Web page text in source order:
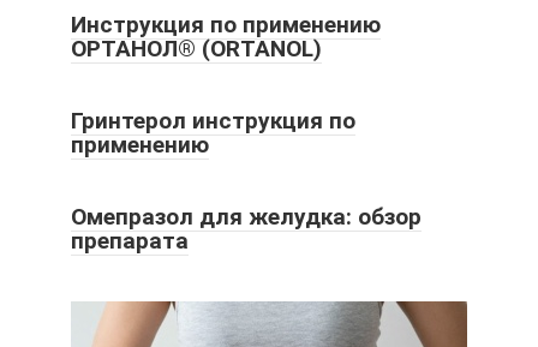
Инструкция по применению
ОРТАНОЛ® (ORTANOL)
Гринтерол инструкция по
применению
Омепразол для желудка: обзор
препарата